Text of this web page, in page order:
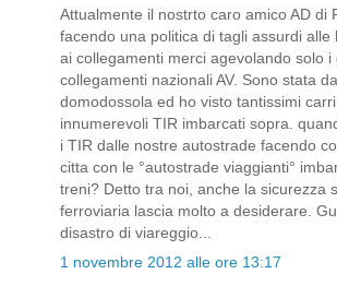
Attualmente il nostrto caro amico AD di
facendo una politica di tagli assurdi alle
ai collegamenti merci agevolando solo i
collegamenti nazionali AV. Sono stata
domodossola ed ho visto tantissimi
innumerevoli TIR imbarcati sopra.
i TIR dalle nostre autostrade facendo
citta con le °autostrade viaggianti°
treni? Detto tra noi, anche la sicurezza
ferroviaria lascia molto a desiderare.
disastro di viareggio...
1 novembre 2012 alle ore 13:17